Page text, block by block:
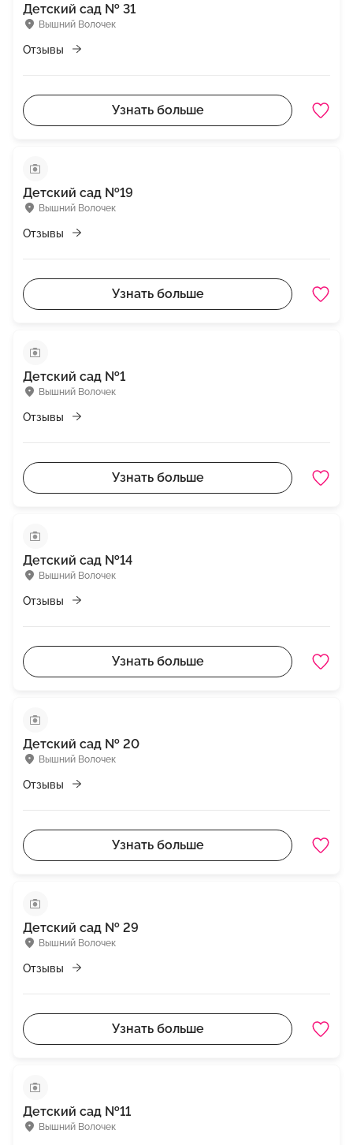
Вышний Волочек
Детский сад № 31
Отзывы
Узнать больше
Вышний Волочек
Детский сад №19
Отзывы
Узнать больше
Вышний Волочек
Детский сад №1
Отзывы
Узнать больше
Вышний Волочек
Детский сад №14
Отзывы
Узнать больше
Вышний Волочек
Детский сад № 20
Отзывы
Узнать больше
Вышний Волочек
Детский сад № 29
Отзывы
Узнать больше
Вышний Волочек
Детский сад №11